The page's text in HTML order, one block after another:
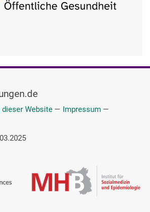
dieser Website — Impressum —